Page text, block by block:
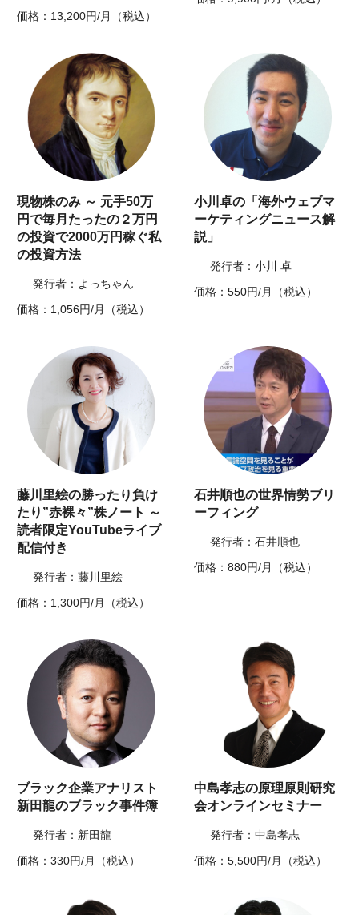
価格：13,200円/月（税込）
現物株のみ ～ 元手50万
円で毎月たったの２万円
の投資で2000万円稼ぐ私
の投資方法
発行者：よっちゃん
価格：1,056円/月（税込）
小川卓の「海外ウェブマ
ーケティングニュース解
説」
発行者：小川 卓
価格：550円/月（税込）
藤川里絵の勝ったり負け
たり”赤裸々”株ノート ～
読者限定YouTubeライブ
配信付き
発行者：藤川里絵
価格：1,300円/月（税込）
石井順也の世界情勢ブリ
ーフィング
発行者：石井順也
価格：880円/月（税込）
ブラック企業アナリスト
新田龍のブラック事件簿
発行者：新田龍
価格：330円/月（税込）
中島孝志の原理原則研究
会オンラインセミナー
発行者：中島孝志
価格：5,500円/月（税込）